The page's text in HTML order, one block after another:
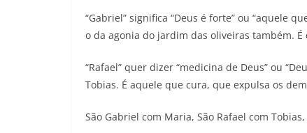
“Gabriel” significa “Deus é forte” ou “aquele
o da agonia do jardim das oliveiras também. É
“Rafael” quer dizer “medicina de Deus” ou
Tobias. É aquele que cura, que expulsa os
São Gabriel com Maria, São Rafael com